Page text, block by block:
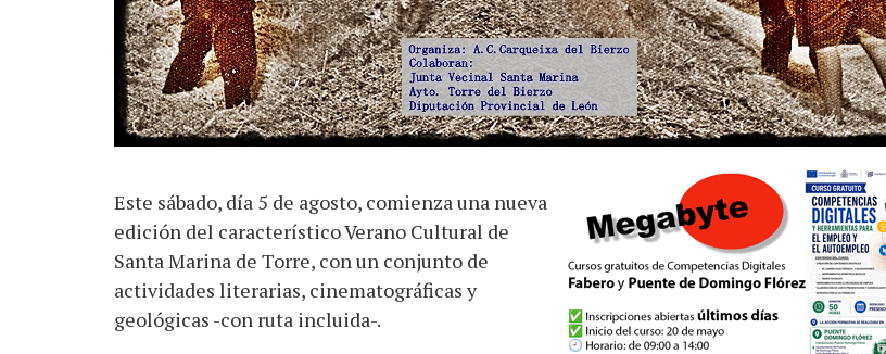
Este sábado, día 5 de agosto, comienza una nueva
edición del característico Verano Cultural de
Santa Marina de Torre, con un conjunto de
actividades literarias, cinematográficas y
geológicas -con ruta incluida-.